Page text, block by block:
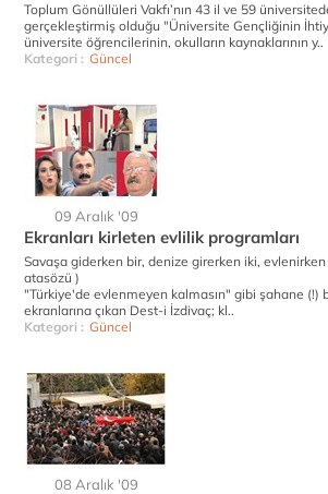
Toplum Gönüllüleri Vakfı’nın 43 il ve 59
gerçekleştirmiş olduğu "Üniversite Gençliğinin
üniversite öğrencilerinin, okulların kaynaklarının y..
Kategori : Güncel
09 Aralık '09
Ekranları kirleten evlilik programları
Savaşa giderken bir, denize girerken iki,
atasözü )
"Türkiye'de evlenmeyen kalmasın" gibi şahane (!)
ekranlarına çıkan Dest-i İzdivaç; kl..
Kategori : Güncel
08 Aralık '09